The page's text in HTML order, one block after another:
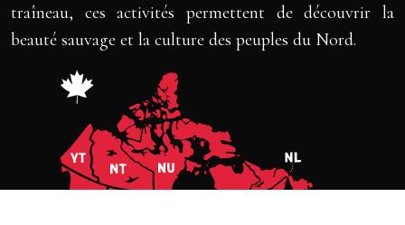
traîneau, ces activités permettent de découvrir la
beauté sauvage et la culture des peuples du Nord.